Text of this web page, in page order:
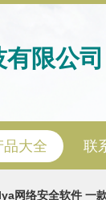
限公司
品大全 联
网络安全软件 一